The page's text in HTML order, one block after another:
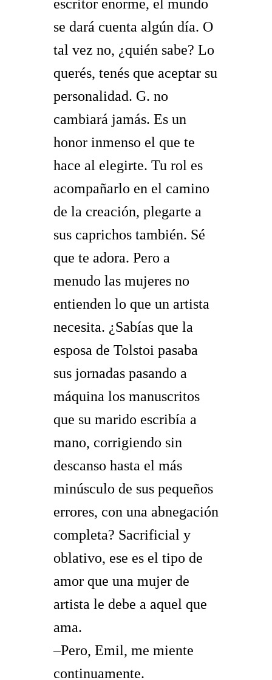
escritor enorme, el mundo
se dará cuenta algún día. O
tal vez no, ¿quién sabe? Lo
querés, tenés que aceptar su
personalidad. G. no
cambiará jamás. Es un
honor inmenso el que te
hace al elegirte. Tu rol es
acompañarlo en el camino
de la creación, plegarte a
sus caprichos también. Sé
que te adora. Pero a
menudo las mujeres no
entienden lo que un artista
necesita. ¿Sabías que la
esposa de Tolstoi pasaba
sus jornadas pasando a
máquina los manuscritos
que su marido escribía a
mano, corrigiendo sin
descanso hasta el más
minúsculo de sus pequeños
errores, con una abnegación
completa? Sacrificial y
oblativo, ese es el tipo de
amor que una mujer de
artista le debe a aquel que
ama.
–Pero, Emil, me miente
continuamente.